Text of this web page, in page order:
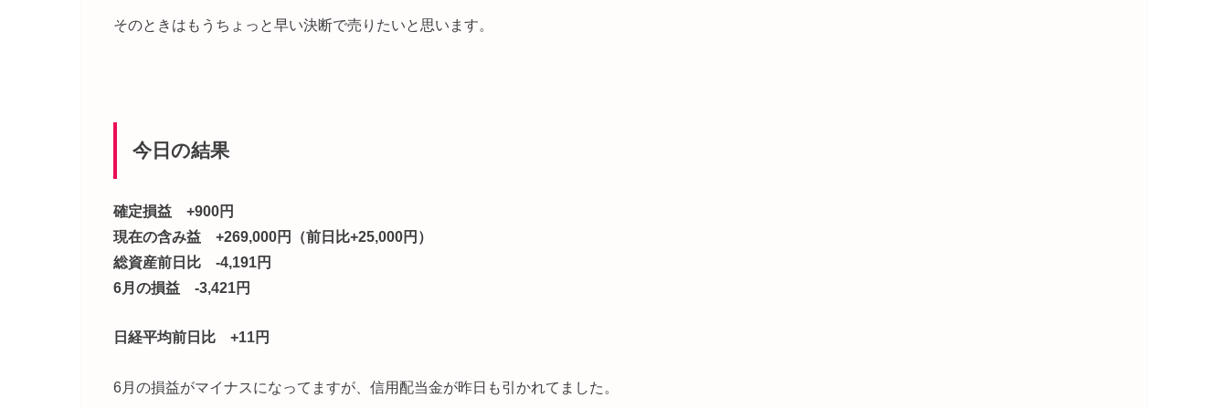
そのときはもうちょっと早い決断で売りたいと思います。
今日の結果
確定損益 +900円
現在の含み益 +269,000円（前日比+25,000円）
総資産前日比 -4,191円
6月の損益 -3,421円
日経平均前日比 +11円
6月の損益がマイナスになってますが、信用配当金が昨日も引かれてました。